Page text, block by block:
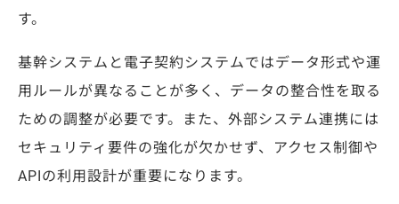
す。
基幹システムと電子契約システムではデータ形式や運
用ルールが異なることが多く、データの整合性を取る
ための調整が必要です。また、外部システム連携には
セキュリティ要件の強化が欠かせず、アクセス制御や
APIの利用設計が重要になります。